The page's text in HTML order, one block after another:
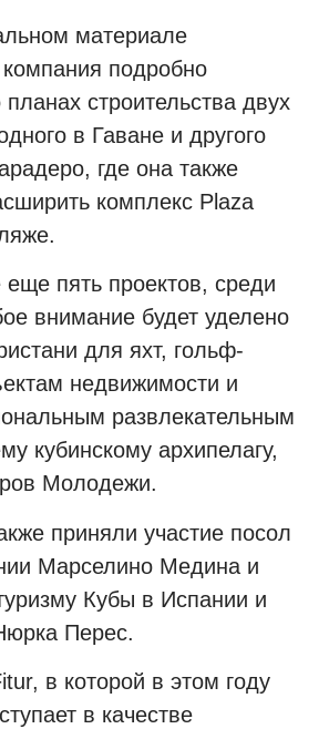
материале
подробно
планах строительства двух
в Гаване и другого
где она также
комплекс Plaza
еще пять проектов, среди
внимание будет уделено
для яхт, гольф-
недвижимости и
развлекательным
кубинскому архипелагу,
Молодежи.
приняли участие посол
Марселино Медина и
Кубы в Испании и
Перес.
в которой в этом году
в качестве